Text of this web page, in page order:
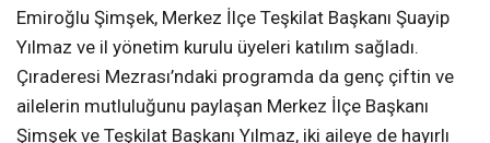
Emiroğlu Şimşek, Merkez İlçe Teşkilat Başkanı Şuayip
Yılmaz ve il yönetim kurulu üyeleri katılım sağladı.
Çıraderesi Mezrası’ndaki programda da genç çiftin ve
ailelerin mutluluğunu paylaşan Merkez İlçe Başkanı
Şimşek ve Teşkilat Başkanı Yılmaz, iki aileye de hayırlı